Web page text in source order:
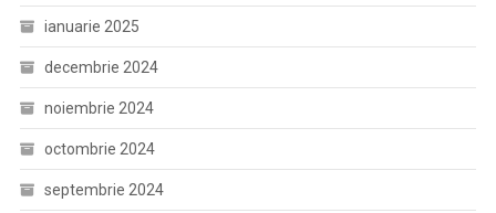
ianuarie 2025
decembrie 2024
noiembrie 2024
octombrie 2024
septembrie 2024